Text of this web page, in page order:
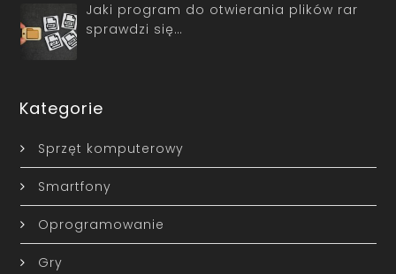
Jaki program do otwierania plików rar
sprawdzi się…
Kategorie
Sprzęt komputerowy
Smartfony
Oprogramowanie
Gry